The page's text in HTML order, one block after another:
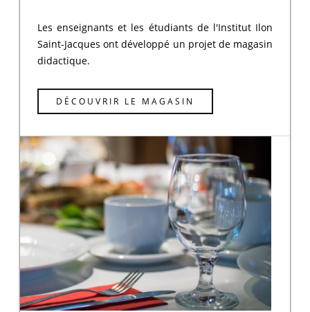
Les enseignants et les étudiants de l'Institut Ilon
Saint-Jacques ont développé un projet de magasin
didactique.
DÉCOUVRIR LE MAGASIN